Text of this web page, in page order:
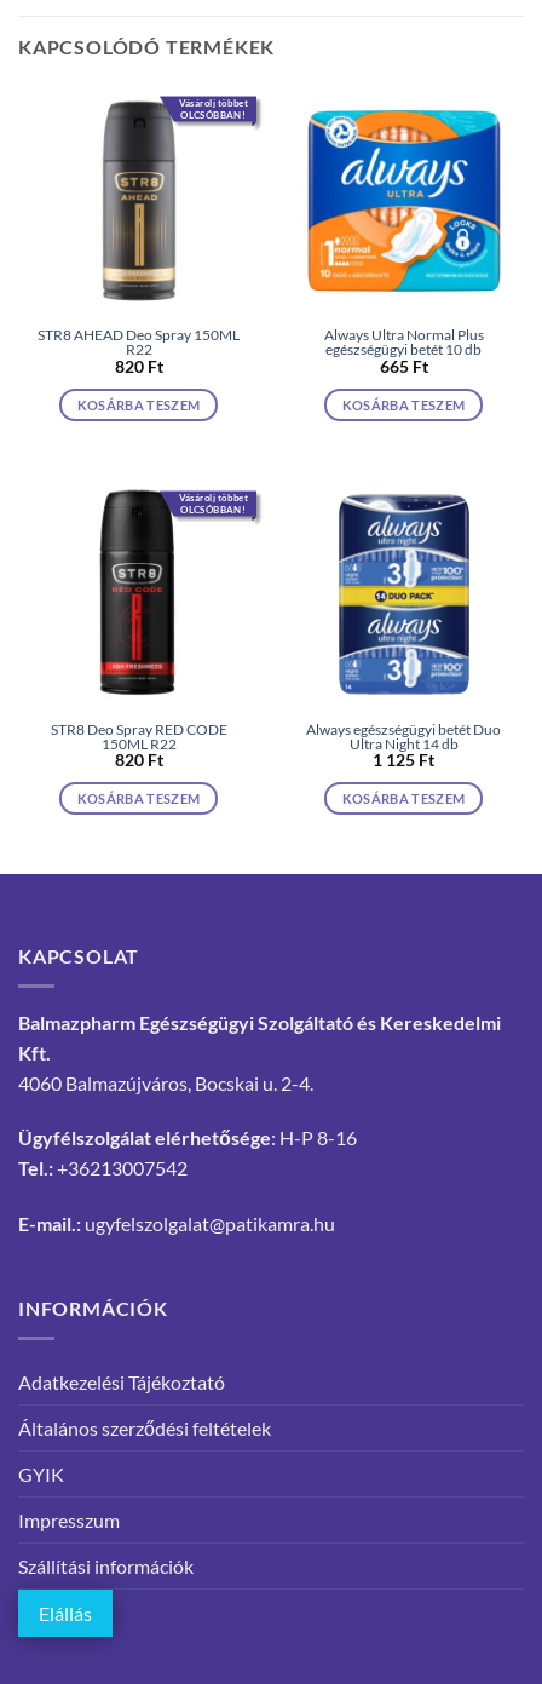
KAPCSOLÓDÓ TERMÉKEK
Vásárolj többet
OLCSÓBBAN!
STR8 AHEAD Deo Spray 150ML
R22
820 Ft
KOSÁRBA TESZEM
Always Ultra Normal Plus
egészségügyi betét 10 db
665 Ft
KOSÁRBA TESZEM
Vásárolj többet
OLCSÓBBAN!
STR8 Deo Spray RED CODE
150ML R22
820 Ft
KOSÁRBA TESZEM
Always egészségügyi betét Duo
Ultra Night 14 db
1 125 Ft
KOSÁRBA TESZEM
KAPCSOLAT
Balmazpharm Egészségügyi Szolgáltató és Kereskedelmi
Kft.
4060 Balmazújváros, Bocskai u. 2-4.
Ügyfélszolgálat elérhetősége: H-P 8-16
Tel.:+36213007542
E-mail.: ugyfelszolgalat@patikamra.hu
INFORMÁCIÓK
Adatkezelési Tájékoztató
Általános szerződési feltételek
GYIK
Impresszum
Szállítási információk
Elállás